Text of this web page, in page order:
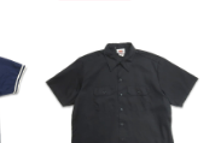
ネイビー 表
記：XL gd410
382n w60805